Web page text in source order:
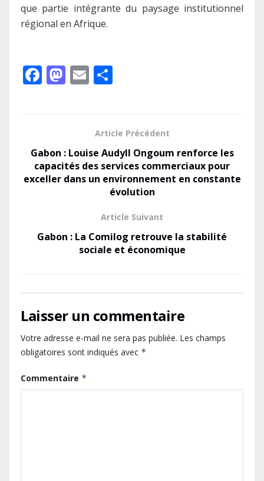
que partie intégrante du paysage institutionnel
régional en Afrique.
F
o
o
k
M
o
n
E
g
er
Article Précédent
Gabon : Louise Audyll Ongoum renforce les
capacités des services commerciaux pour
exceller dans un environnement en constante
évolution
Article Suivant
Gabon : La Comilog retrouve la stabilité
sociale et économique
Laisser un commentaire
Votre adresse e-mail ne sera pas publiée. Les champs
obligatoires sont indiqués avec *
Commentaire *